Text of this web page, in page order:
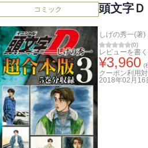
コミック 頭文字
しげの秀一(著)
(0)
レビューを書く
¥3,960 (
クーポン利用
2018年02月16